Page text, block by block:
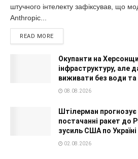
штучного інтелекту зафіксував, що
Anthropic...
READ MORE
Окупанти на
інфраструктуру, але
виживати без води
08.08.2026
Штілерман
постачанні ракет до
зусиль США по Україні
02.08.2026